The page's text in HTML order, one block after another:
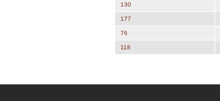
130
177
76
118